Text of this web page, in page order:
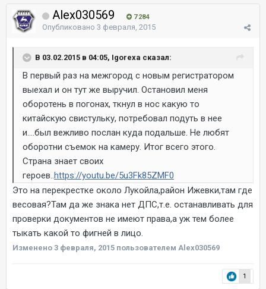
Alex030569 7 284
Опубликовано 3 февраля, 2015
В 03.02.2015 в 04:05, Igorexa сказал:
В первый раз на межгород с новым регистратором
выехал и он тут же выручил. Остановил меня
оборотень в погонах, ткнул в нос какую то
китайскую свистульку, потребовал подуть в нее
и....был вежливо послан куда подальше. Не любят
оборотни съемок на камеру. Итог всего этого.
Страна знает своих
героев..https://youtu.be/5u3Fk85ZMF0
Это на перекрестке около Лукойла,район Ижевки,там где
весовая?Там да же знака нет ДПС,т.е. останавливать для
проверки документов не имеют права,а уж тем более
тыкать какой то фигней в лицо.
Изменено 3 февраля, 2015 пользователем Alex030569
1